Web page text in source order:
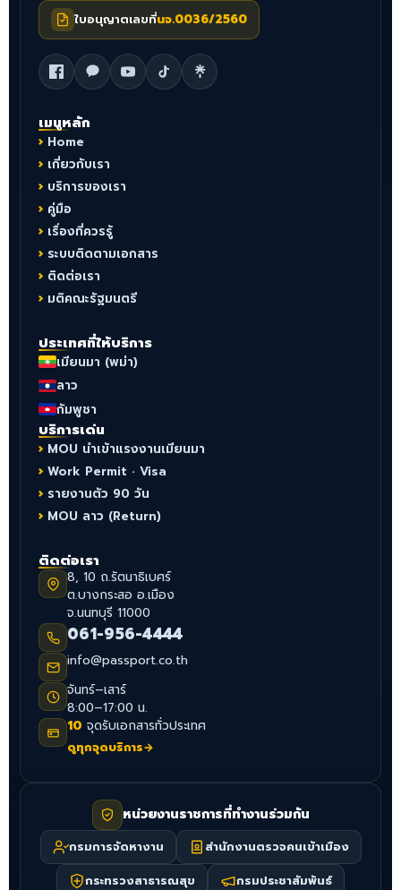
ใบอนุญาตเลขที่นจ.0036/2560
เมนูหลัก
Home
เกี่ยวกับเรา
บริการของเรา
คู่มือ
เรื่องที่ควรรู้
ระบบติดตามเอกสาร
ติดต่อเรา
มติคณะรัฐมนตรี
ประเทศที่ให้บริการ
เมียนมา (พม่า)
ลาว
กัมพูชา
บริการเด่น
MOU นำเข้าแรงงานเมียนมา
Work Permit · Visa
รายงานตัว 90 วัน
MOU ลาว (Return)
ติดต่อเรา
8, 10 ถ.รัตนาธิเบศร์
ต.บางกระสอ อ.เมือง
จ.นนทบุรี 11000
061-956-4444
info@passport.co.th
จันทร์–เสาร์
8:00–17:00 น.
10 จุดรับเอกสารทั่วประเทศ
ดูทุกจุดบริการ→
หน่วยงานราชการที่ทำงานร่วมกัน
กรมการจัดหางาน
สำนักงานตรวจคนเข้าเมือง
กระทรวงสาธารณสุข
กรมประชาสัมพันธ์